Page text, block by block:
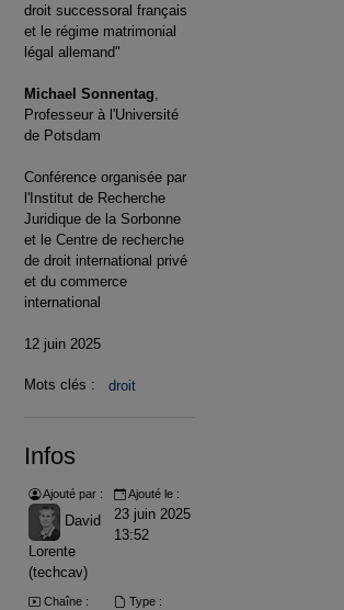
droit successoral français
et le régime matrimonial
légal allemand"
Michael Sonnentag
Professeur à l'Université
de Potsdam
Conférence organisée par
l'Institut de Recherche
Juridique de la Sorbonne
et le Centre de recherche
de droit international privé
et du commerce
international
12 juin 2025
Mots clés : droit
Infos
Ajouté par :
David
Lorente
(techcav)
Ajouté le :
23 juin 2025
13:52
Chaîne : Type :